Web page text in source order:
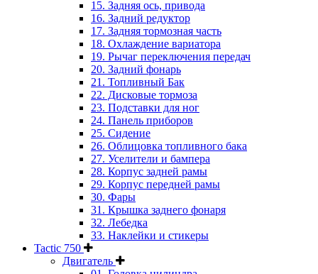
15. Задняя ось, привода
16. Задний редуктор
17. Задняя тормозная часть
18. Охлаждение вариатора
19. Рычаг переключения передач
20. Задний фонарь
21. Топливный Бак
22. Дисковые тормоза
23. Подставки для ног
24. Панель приборов
25. Сидение
26. Облицовка топливного бака
27. Уселители и бампера
28. Корпус задней рамы
29. Корпус передней рамы
30. Фары
31. Крышка заднего фонаря
32. Лебедка
33. Наклейки и стикеры
Tactic 750
Двигатель